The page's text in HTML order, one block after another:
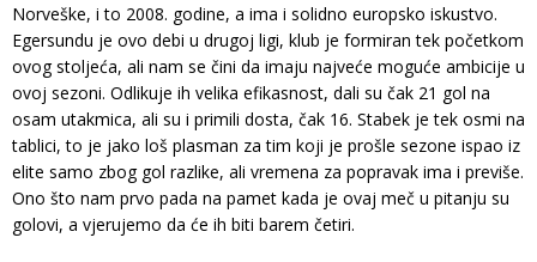
Norveške, i to 2008. godine, a ima i solidno europsko iskustvo.
Egersundu je ovo debi u drugoj ligi, klub je formiran tek početkom
ovog stoljeća, ali nam se čini da imaju najveće moguće ambicije u
ovoj sezoni. Odlikuje ih velika efikasnost, dali su čak 21 gol na
osam utakmica, ali su i primili dosta, čak 16. Stabek je tek osmi na
tablici, to je jako loš plasman za tim koji je prošle sezone ispao iz
elite samo zbog gol razlike, ali vremena za popravak ima i previše.
Ono što nam prvo pada na pamet kada je ovaj meč u pitanju su
golovi, a vjerujemo da će ih biti barem četiri.